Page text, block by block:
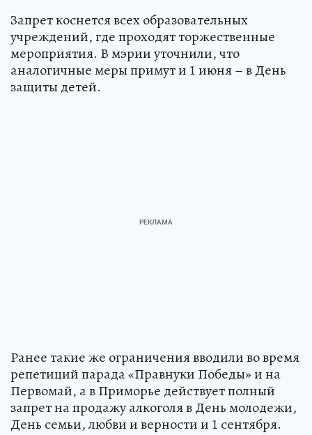
Запрет коснется всех образовательных
учреждений, где проходят торжественные
мероприятия. В мэрии уточнили, что
аналогичные меры примут и 1 июня – в День
защиты детей.
Ранее такие же ограничения вводили во время
репетиций парада «Правнуки Победы» и на
Первомай, а в Приморье действует полный
запрет на продажу алкоголя в День молодежи,
День семьи, любви и верности и 1 сентября.